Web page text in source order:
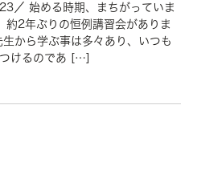
／ 始める時期、まちがっていま
2年ぶりの恒例講習会がありま
から学ぶ事は多々あり、いつも
けるのであ […]